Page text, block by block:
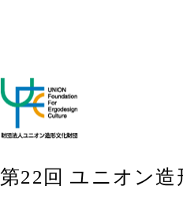
第22回 ユニオン